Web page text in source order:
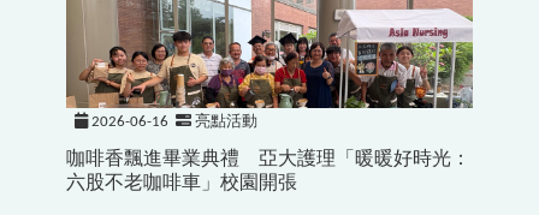
2026-06-16 亮點活動
咖啡香飄進畢業典禮 亞大護理「暖暖好時光：
六股不老咖啡車」校園開張